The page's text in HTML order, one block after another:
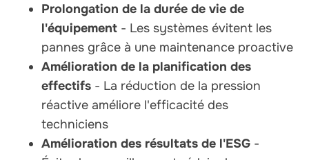
Prolongation de la durée de vie de
l'équipement - Les systèmes évitent les
pannes grâce à une maintenance proactive
Amélioration de la planification des
effectifs - La réduction de la pression
réactive améliore l'efficacité des
techniciens
Amélioration des résultats de l'ESG -